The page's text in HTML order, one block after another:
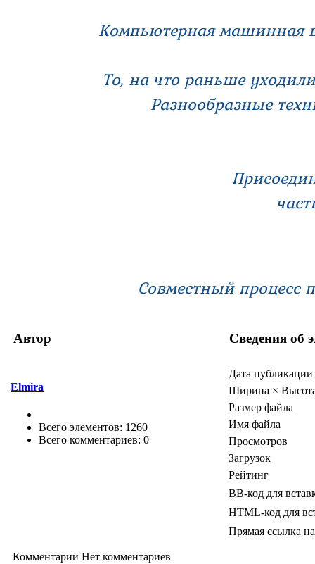
Компьютерная машинная
То, на что раньше
Разнообразные
Совместный процесс
Автор Сведения об
Elmira
Всего элементов: 1260
Всего комментариев: 0
Дата публикации
Ширина ×
Размер файла
Имя файла
Просмотров
Загрузок
Рейтинг
BB-код для
HTML-код для
Прямая ссылка
Комментарии Нет комментариев